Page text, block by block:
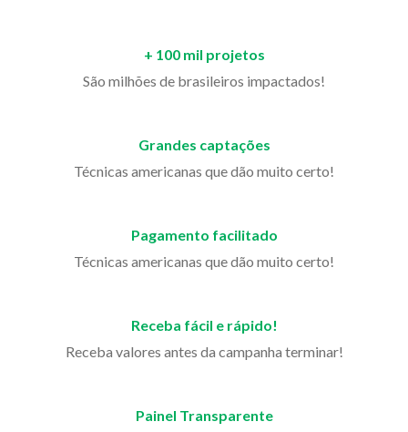
+ 100 mil projetos
São milhões de brasileiros impactados!
Grandes captações
Técnicas americanas que dão muito certo!
Pagamento facilitado
Técnicas americanas que dão muito certo!
Receba fácil e rápido!
Receba valores antes da campanha terminar!
Painel Transparente